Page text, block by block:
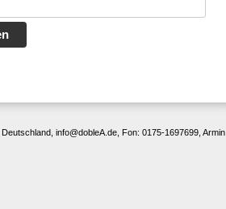
info@dobleA.de, Fon: 0175-1697699, Armin